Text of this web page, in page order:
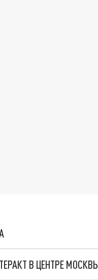
В ЦЕНТРЕ